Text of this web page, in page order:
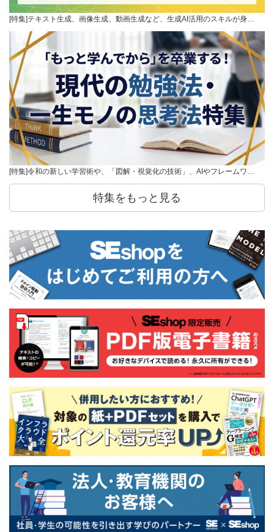
[特集]テキスト生成、画像生成、動画生成など、生成AI活用のスキルが身…
[特集]令和の新しい学習術や、「図解・視覚化の技術」、AIやフレームワ…
特集をもっと見る